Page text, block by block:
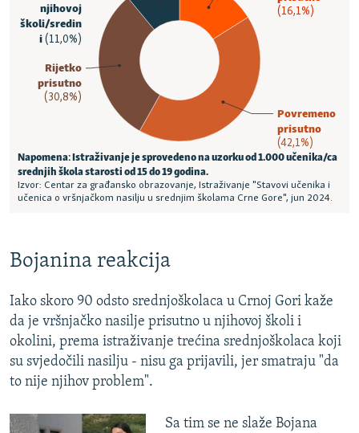
Bojanina reakcija
Iako skoro 90 odsto srednjoškolaca u Crnoj Gori kaže
da je vršnjačko nasilje prisutno u njihovoj školi i
okolini, prema istraživanje trećina srednjoškolaca koji
su svjedočili nasilju - nisu ga prijavili, jer smatraju "da
to nije njihov problem".
Sa tim se ne slaže Bojana